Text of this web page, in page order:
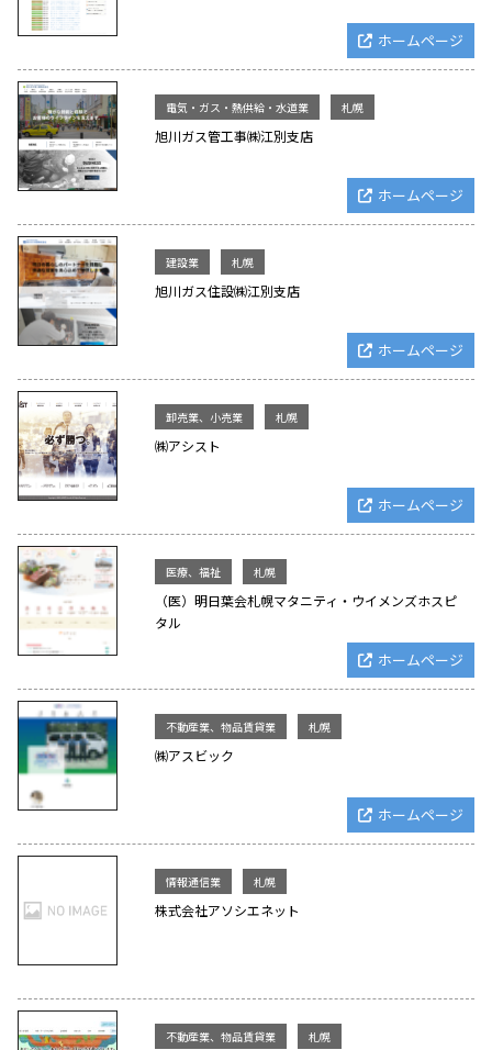
ホームページ
電気・ガス・熱供給・水道業 札幌
旭川ガス管工事㈱江別支店
ホームページ
建設業 札幌
旭川ガス住設㈱江別支店
ホームページ
卸売業、小売業 札幌
㈱アシスト
ホームページ
医療、福祉 札幌
（医）明日葉会札幌マタニティ・ウイメンズホスピ
タル
ホームページ
不動産業、物品賃貸業 札幌
㈱アスビック
ホームページ
情報通信業 札幌
株式会社アソシエネット
不動産業、物品賃貸業 札幌